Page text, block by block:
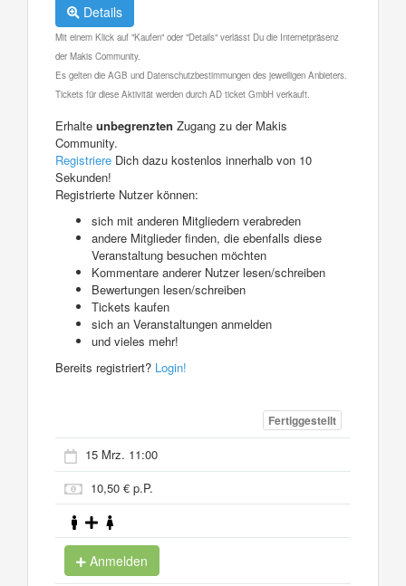
Details
Mit einem Klick auf "Kaufen" oder "Details" verlässt Du die Internetpräsenz
der Makis Community.
Es gelten die AGB und Datenschutzbestimmungen des jeweiligen Anbieters.
Tickets für diese Aktivität werden durch AD ticket GmbH verkauft.
Erhalte unbegrenzten Zugang zu der Makis
Community.
Registriere Dich dazu kostenlos innerhalb von 10
Sekunden!
Registrierte Nutzer können:
sich mit anderen Mitgliedern verabreden
andere Mitglieder finden, die ebenfalls diese
Veranstaltung besuchen möchten
Kommentare anderer Nutzer lesen/schreiben
Bewertungen lesen/schreiben
Tickets kaufen
sich an Veranstaltungen anmelden
und vieles mehr!
Bereits registriert? Login!
Fertiggestellt
15 Mrz. 11:00
10,50 € p.P.
Anmelden